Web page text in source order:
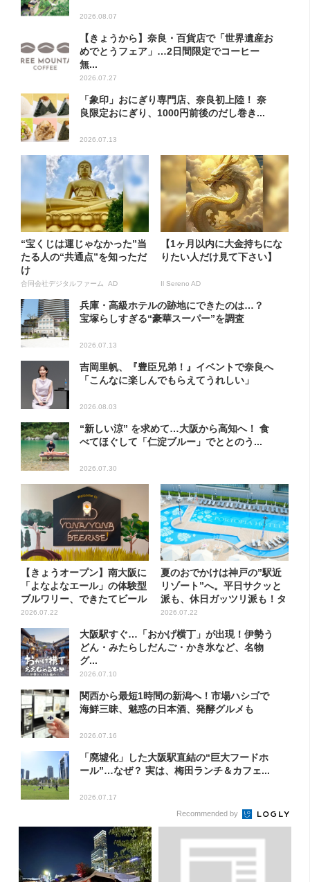
2026.08.07
【きょうから】奈良・百貨店で「世界遺産お
めでとうフェア」…2日間限定でコーヒー
無...
2026.07.27
「象印」おにぎり専門店、奈良初上陸！ 奈
良限定おにぎり、1000円前後のだし巻き...
2026.07.13
“宝くじは運じゃなかった”当
たる人の“共通点”を知っただ
け
合同会社デジタルファーム AD
【1ヶ月以内に大金持ちにな
りたい人だけ見て下さい】
Il Sereno AD
兵庫・高級ホテルの跡地にできたのは…？
宝塚らしすぎる“豪華スーパー”を調査
2026.07.13
吉岡里帆、『豊臣兄弟！』イベントで奈良へ
「こんなに楽しんでもらえてうれしい」
2026.08.03
“新しい涼” を求めて…大阪から高知へ！ 食
べてほぐして「仁淀ブルー」でととのう...
2026.07.30
【きょうオープン】南大阪に
「よなよなエール」の体験型
ブルワリー、できたてビール
の...
2026.07.22
夏のおでかけは神戸の”駅近
リゾート”へ。平日サクッと
派も、休日ガッツリ派も！タ
イ...
2026.07.22
大阪駅すぐ…「おかげ横丁」が出現！伊勢う
どん・みたらしだんご・かき氷など、名物
グ...
2026.07.10
関西から最短1時間の新潟へ！市場ハシゴで
海鮮三昧、魅惑の日本酒、発酵グルメも
2026.07.16
「廃墟化」した大阪駅直結の“巨大フードホ
ール”…なぜ？ 実は、梅田ランチ＆カフェ...
2026.07.17
Recommended by